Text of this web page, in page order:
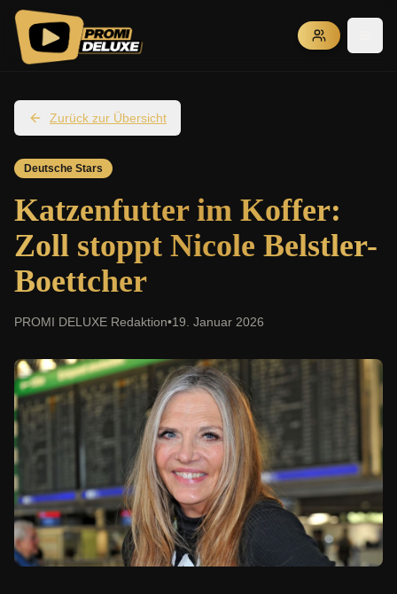
Zurück zur Übersicht
Deutsche Stars
Katzenfutter im Koffer:
Zoll stoppt Nicole Belstler-
Boettcher
PROMI DELUXE Redaktion•19. Januar 2026